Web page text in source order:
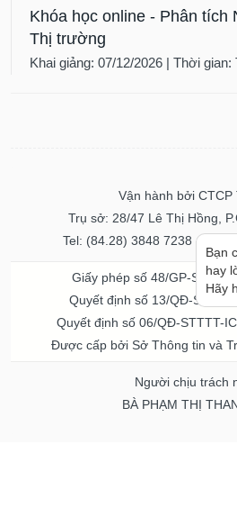
Khóa học online - Phân tích
Thị trường
Khai giảng: 07/12/2026 | Thời gian:
Vận hành bởi CTCP
Trụ sở: 28/47 Lê Thị Hồng,
Tel: (84.28) 3848 7238 - Fax:
Giấy phép số 48/GP-STTTT
Quyết định số 13/QĐ-STTTT
Quyết định số 06/QĐ-STTTT-
Được cấp bởi Sở Thông tin và
Người chịu trách
BÀ PHẠM THỊ
Bạn
hay
Hãy